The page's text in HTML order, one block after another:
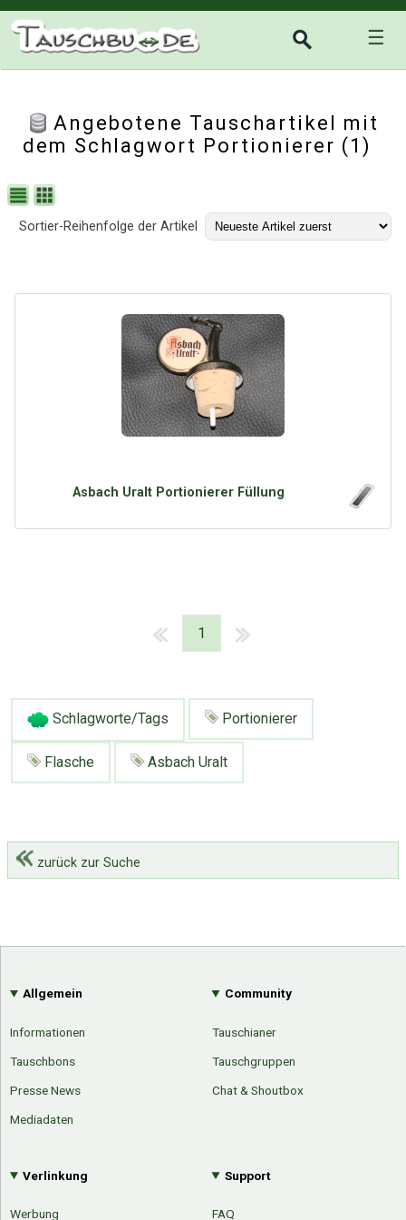
☰
Angebotene Tauschartikel mit
dem Schlagwort Portionierer (1)
Sortier-Reihenfolge der Artikel
Asbach Uralt Portionierer Füllung
1
Schlagworte/Tags Portionierer
Flasche Asbach Uralt
zurück zur Suche
Allgemein
Informationen
Tauschbons
Presse News
Mediadaten
Community
Tauschianer
Tauschgruppen
Chat & Shoutbox
Verlinkung
Werbung
Support
FAQ